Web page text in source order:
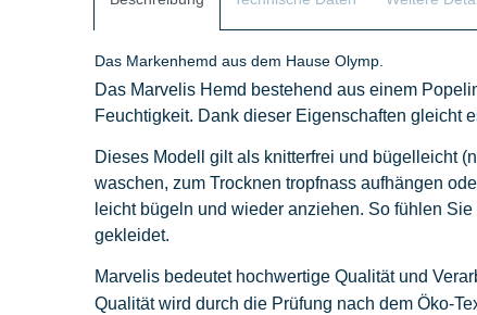
Das Markenhemd aus dem Hause Olymp.
Das Marvelis Hemd bestehend aus einem
Feuchtigkeit. Dank dieser Eigenschaften gleicht
Dieses Modell gilt als knitterfrei und bügelleicht
waschen, zum Trocknen tropfnass aufhängen
leicht bügeln und wieder anziehen. So fühlen
gekleidet.
Marvelis bedeutet hochwertige Qualität und
Qualität wird durch die Prüfung nach dem Öko-